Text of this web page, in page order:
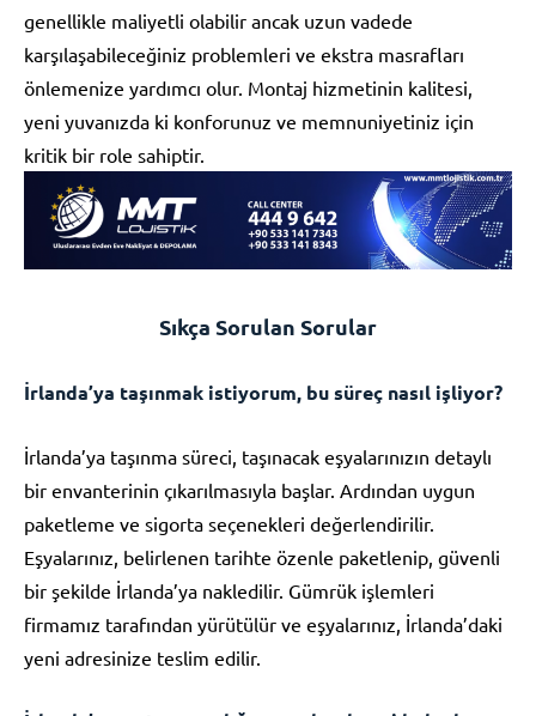
genellikle maliyetli olabilir ancak uzun vadede
karşılaşabileceğiniz problemleri ve ekstra masrafları
önlemenize yardımcı olur. Montaj hizmetinin kalitesi,
yeni yuvanızda ki konforunuz ve memnuniyetiniz için
kritik bir role sahiptir.
Sıkça Sorulan Sorular
İrlanda’ya taşınmak istiyorum, bu süreç nasıl işliyor?
İrlanda’ya taşınma süreci, taşınacak eşyalarınızın detaylı
bir envanterinin çıkarılmasıyla başlar. Ardından uygun
paketleme ve sigorta seçenekleri değerlendirilir.
Eşyalarınız, belirlenen tarihte özenle paketlenip, güvenli
bir şekilde İrlanda’ya nakledilir. Gümrük işlemleri
firmamız tarafından yürütülür ve eşyalarınız, İrlanda’daki
yeni adresinize teslim edilir.